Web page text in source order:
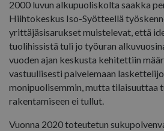
2000 luvun alkupuoliskolta saakka
Hiihtokeskus Iso-Syötteellä
yrittäjäsisarukset muistelevat, että
tuolihissistä tuli jo työuran
vuoden ajan keskusta kehitettiin
vastuullisesti palvelemaan
monipuolisemmin, mutta tilaisuuttaa
rakentamiseen ei tullut.
Vuonna 2020 toteutetun